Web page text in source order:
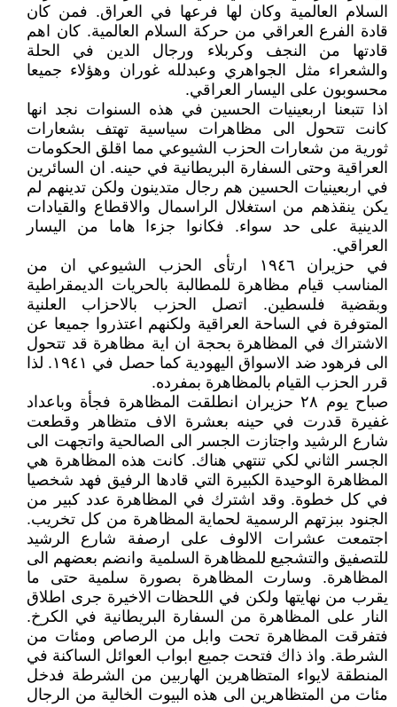
السلام العالمية وكان لها فرعها في العراق. فمن كان
قادة الفرع العراقي من حركة السلام العالمية. كان اهم
قادتها من النجف وكربلاء ورجال الدين في الحلة
والشعراء مثل الجواهري وعبدلله غوران وهؤلاء جميعا
محسوبون على اليسار العراقي.
اذا تتبعنا اربعينيات الحسين في هذه السنوات نجد انها
كانت تتحول الى مظاهرات سياسية تهتف بشعارات
ثورية من شعارات الحزب الشيوعي مما اقلق الحكومات
العراقية وحتى السفارة البريطانية في حينه. ان السائرين
في اربعينيات الحسين هم رجال متدينون ولكن تدينهم لم
يكن ينقذهم من استغلال الراسمال والاقطاع والقيادات
الدينية على حد سواء. فكانوا جزءا هاما من اليسار
العراقي.
في حزيران ۱٩٤٦ ارتأى الحزب الشيوعي ان من
المناسب قيام مظاهرة للمطالبة بالحريات الديمقراطية
وبقضية فلسطين. اتصل الحزب بالاحزاب العلنية
المتوفرة في الساحة العراقية ولكنهم اعتذروا جميعا عن
الاشتراك في المظاهرة بحجة ان اية مظاهرة قد تتحول
الى فرهود ضد الاسواق اليهودية كما حصل في ۱٩٤۱. لذا
قرر الحزب القيام بالمظاهرة بمفرده.
صباح يوم ۲٨ حزيران انطلقت المظاهرة فجأة وباعداد
غفيرة قدرت في حينه بعشرة الاف متظاهر وقطعت
شارع الرشيد واجتازت الجسر الى الصالحية واتجهت الى
الجسر الثاني لكي تنتهي هناك. كانت هذه المظاهرة هي
المظاهرة الوحيدة الكبيرة التي قادها الرفيق فهد شخصيا
في كل خطوة. وقد اشترك في المظاهرة عدد كبير من
الجنود ببزتهم الرسمية لحماية المظاهرة من كل تخريب.
اجتمعت عشرات الالوف على ارصفة شارع الرشيد
للتصفيق والتشجيع للمظاهرة السلمية وانضم بعضهم الى
المظاهرة. وسارت المظاهرة بصورة سلمية حتى ما
يقرب من نهايتها ولكن في اللحظات الاخيرة جرى اطلاق
النار على المظاهرة من السفارة البريطانية في الكرخ.
فتفرقت المظاهرة تحت وابل من الرصاص ومئات من
الشرطة. واذ ذاك فتحت جميع ابواب العوائل الساكنة في
المنطقة لايواء المتظاهرين الهاربين من الشرطة فدخل
مئات من المتظاهرين الى هذه البيوت الخالية من الرجال